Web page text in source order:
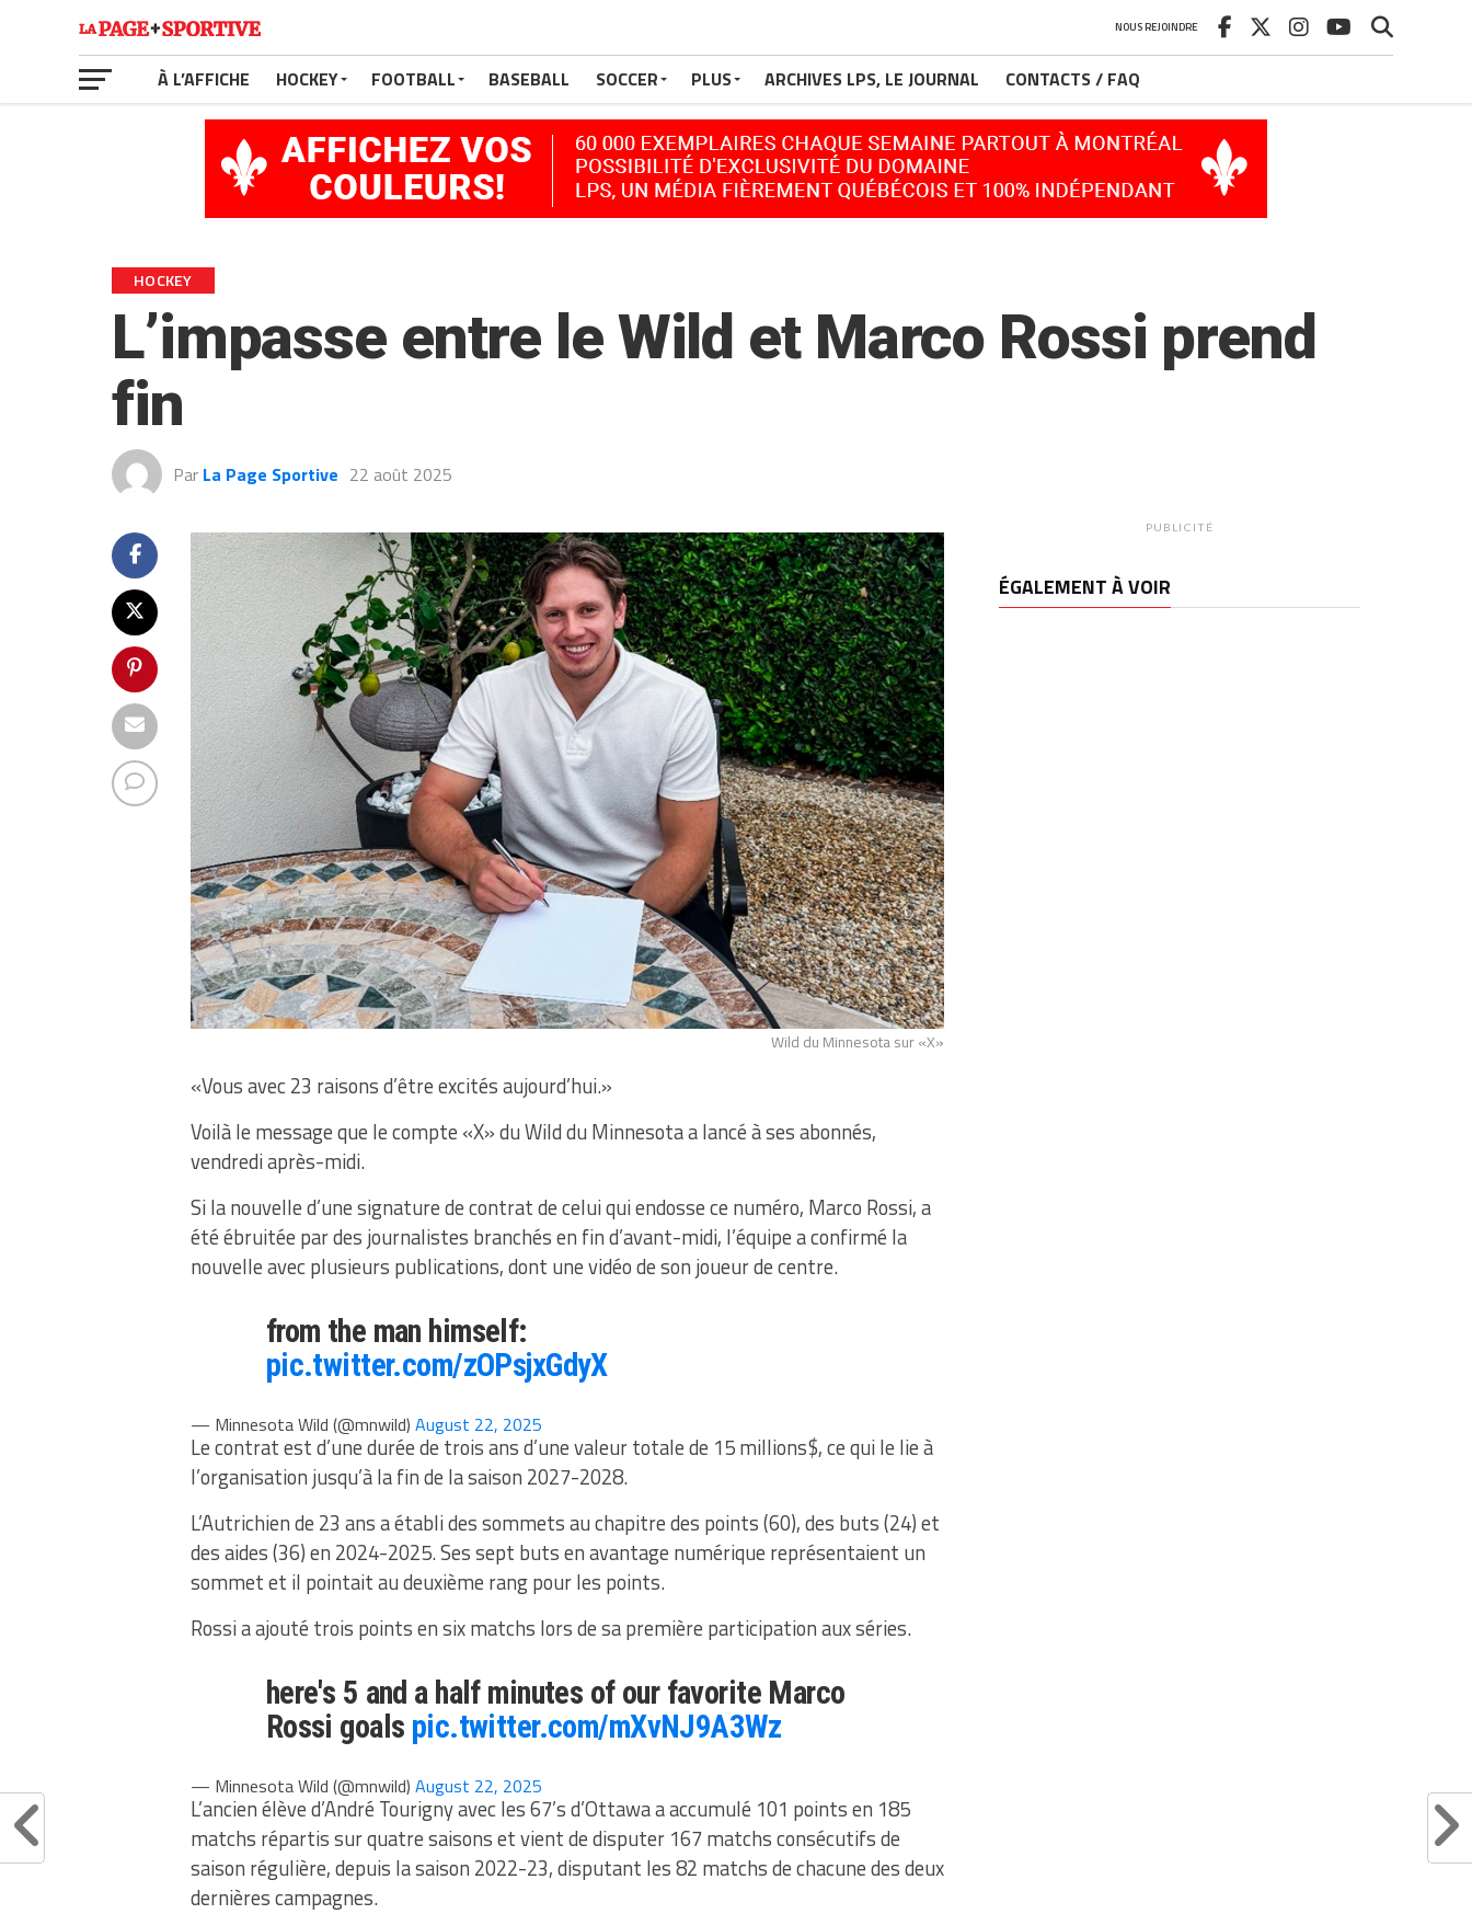
NOUS REJOINDRE
À L’AFFICHE HOCKEY FOOTBALL BASEBALL SOCCER PLUS ARCHIVES LPS, LE JOURNAL CONTACTS / FAQ
HOCKEY
L’impasse entre le Wild et Marco Rossi prend
fin
Par La Page Sportive 22 août 2025
Wild du Minnesota sur «X»
«Vous avec 23 raisons d’être excités aujourd’hui.»
Voilà le message que le compte «X» du Wild du Minnesota a lancé à ses abonnés,
vendredi après-midi.
Si la nouvelle d’une signature de contrat de celui qui endosse ce numéro, Marco Rossi, a
été ébruitée par des journalistes branchés en fin d’avant-midi, l’équipe a confirmé la
nouvelle avec plusieurs publications, dont une vidéo de son joueur de centre.
from the man himself:
pic.twitter.com/zOPsjxGdyX
— Minnesota Wild (@mnwild) August 22, 2025
Le contrat est d’une durée de trois ans d’une valeur totale de 15 millions$, ce qui le lie à
l’organisation jusqu’à la fin de la saison 2027-2028.
L’Autrichien de 23 ans a établi des sommets au chapitre des points (60), des buts (24) et
des aides (36) en 2024-2025. Ses sept buts en avantage numérique représentaient un
sommet et il pointait au deuxième rang pour les points.
Rossi a ajouté trois points en six matchs lors de sa première participation aux séries.
here's 5 and a half minutes of our favorite Marco
Rossi goals pic.twitter.com/mXvNJ9A3Wz
— Minnesota Wild (@mnwild) August 22, 2025
L’ancien élève d’André Tourigny avec les 67’s d’Ottawa a accumulé 101 points en 185
matchs répartis sur quatre saisons et vient de disputer 167 matchs consécutifs de
saison régulière, depuis la saison 2022-23, disputant les 82 matchs de chacune des deux
dernières campagnes.
PUBLICITÉ
ÉGALEMENT À VOIR